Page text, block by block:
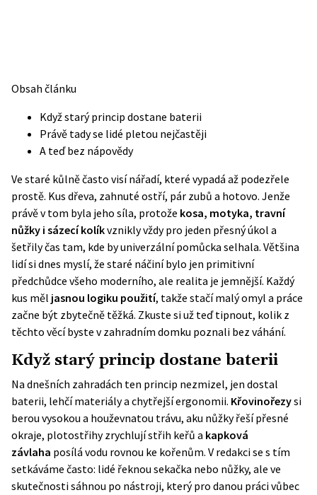
Obsah článku
Když starý princip dostane baterii
Právě tady se lidé pletou nejčastěji
A teď bez nápovědy
Ve staré kůlně často visí nářadí, které vypadá až podezřele
prostě. Kus dřeva, zahnuté ostří, pár zubů a hotovo. Jenže
právě v tom byla jeho síla, protože kosa, motyka, travní
nůžky i sázecí kolíkvznikly vždy pro jeden přesný úkol a
šetřily čas tam, kde by univerzální pomůcka selhala. Většina
lidí si dnes myslí, že staré náčiní bylo jen primitivní
předchůdce všeho moderního, ale realita je jemnější. Každý
kus měl jasnou logiku použití, takže stačí malý omyl a práce
začne být zbytečně těžká. Zkuste si už teď tipnout, kolik z
těchto věcí byste v zahradním domku poznali bez váhání.
Když starý princip dostane baterii
Na dnešních zahradách ten princip nezmizel, jen dostal
baterii, lehčí materiály a chytřejší ergonomii. Křovinořezysi
berou vysokou a houževnatou trávu, aku nůžky řeší přesné
okraje, plotostřihy zrychlují střih keřů a kapková
závlaha posílá vodu rovnou ke kořenům. V redakci se s tím
setkáváme často: lidé řeknou sekačka nebo nůžky, ale ve
skutečnosti sáhnou po nástroji, který pro danou práci vůbec